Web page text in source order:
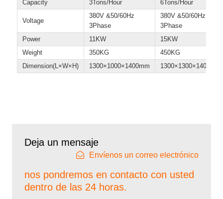
Capacity
3Tons/Hour 6Tons/Hour
Voltage
380V &50/60Hz
3Phase
380V &50/60Hz
3Phase
Power
11KW
15KW
Weight
350KG
450KG
Dimension(L×W×H)
1300×1000×1400mm 1300×1300×1400mm
Deja un mensaje
Envíenos un correo electrónico
nos pondremos en contacto con usted
dentro de las 24 horas.